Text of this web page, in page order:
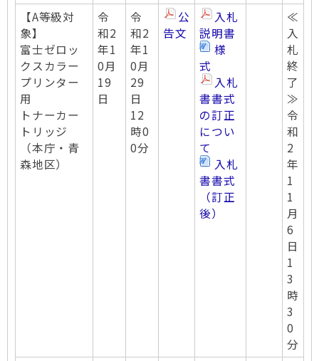
【A等級対
象】
富士ゼロッ
クスカラー
プリンター
用
トナーカー
トリッジ
（本庁・青
森地区）
令
和2
年1
0月
19
日
令
和2
年1
0月
29
日
12
時0
0分
公
告文
入札
説明書
様
式
入札
書書式
の訂正
につい
て
入札
書書式
（訂正
後）
≪
入
札
終
了
≫
令
和
2
年
1
1
月
6
日
1
3
時
3
0
分